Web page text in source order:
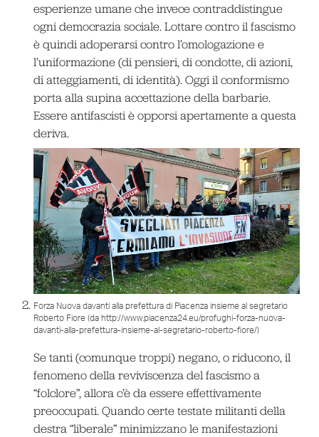
esperienze umane che invece contraddistingue
ogni democrazia sociale. Lottare contro il fascismo
è quindi adoperarsi contro l’omologazione e
l’uniformazione (di pensieri, di condotte, di azioni,
di atteggiamenti, di identità). Oggi il conformismo
porta alla supina accettazione della barbarie.
Essere antifascisti è opporsi apertamente a questa
deriva.
Forza Nuova davanti alla prefettura di Piacenza insieme al segretario
Roberto Fiore (da http://www.piacenza24.eu/profughi-forza-nuova-
davanti-alla-prefettura-insieme-al-segretario-roberto-fiore/)
Se tanti (comunque troppi) negano, o riducono, il
fenomeno della reviviscenza del fascismo a
“folclore”, allora c’è da essere effettivamente
preoccupati. Quando certe testate militanti della
destra “liberale” minimizzano le manifestazioni